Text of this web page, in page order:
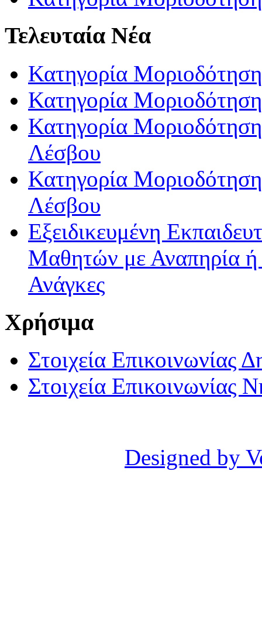
Τελευταία Νέα
Κατηγορία
Κατηγορία
Κατηγορία
Λέσβου
Κατηγορία
Λέσβου
Εξειδικευμένη
Μαθητών με Αναπηρία ή /
Ανάγκες
Χρήσιμα
Στοιχεία Επικοινωνίας
Στοιχεία Επικοινωνίας
Designed by